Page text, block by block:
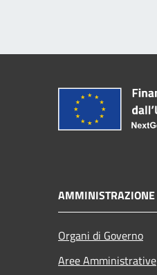
AMMINISTRAZIONE
Organi di Governo
Aree Amministrative